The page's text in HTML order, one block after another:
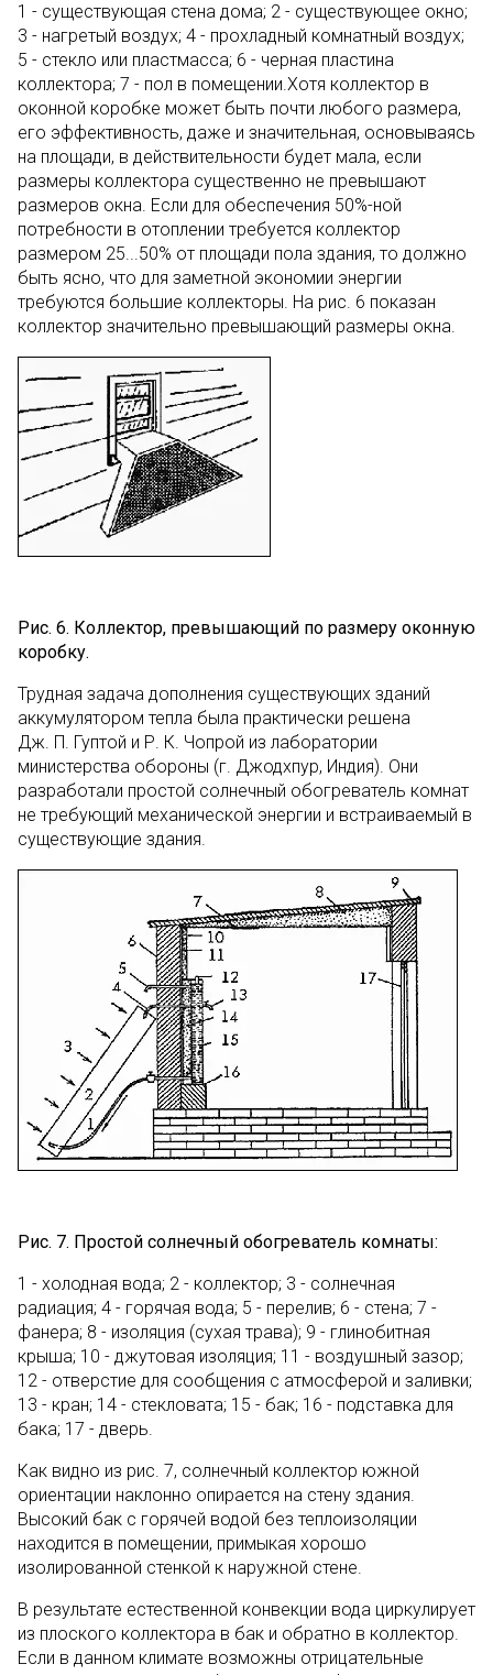
1 - существующая стена дома; 2 - существующее окно;
3 - нагретый воздух; 4 - прохладный комнатный воздух;
5 - стекло или пластмасса; 6 - черная пластина
коллектора; 7 - пол в помещении.Хотя коллектор в
оконной коробке может быть почти любого размера,
его эффективность, даже и значительная, основываясь
на площади, в действительности будет мала, если
размеры коллектора существенно не превышают
размеров окна. Если для обеспечения 50%-ной
потребности в отоплении требуется коллектор
размером 25...50% от площади пола здания, то должно
быть ясно, что для заметной экономии энергии
требуются большие коллекторы. На рис. 6 показан
коллектор значительно превышающий размеры окна.
Рис. 6. Коллектор, превышающий по размеру оконную
коробку.
Трудная задача дополнения существующих зданий
аккумулятором тепла была практически решена
Дж. П. Гуптой и Р. К. Чопрой из лаборатории
министерства обороны (г. Джодхпур, Индия). Они
разработали простой солнечный обогреватель комнат
не требующий механической энергии и встраиваемый в
существующие здания.
Рис. 7. Простой солнечный обогреватель комнаты:
1 - холодная вода; 2 - коллектор; 3 - солнечная
радиация; 4 - горячая вода; 5 - перелив; 6 - стена; 7 -
фанера; 8 - изоляция (сухая трава); 9 - глинобитная
крыша; 10 - джутовая изоляция; 11 - воздушный зазор;
12 - отверстие для сообщения с атмосферой и заливки;
13 - кран; 14 - стекловата; 15 - бак; 16 - подставка для
бака; 17 - дверь.
Как видно из рис. 7, солнечный коллектор южной
ориентации наклонно опирается на стену здания.
Высокий бак с горячей водой без теплоизоляции
находится в помещении, примыкая хорошо
изолированной стенкой к наружной стене.
В результате естественной конвекции вода циркулирует
из плоского коллектора в бак и обратно в коллектор.
Если в данном климате возможны отрицательные